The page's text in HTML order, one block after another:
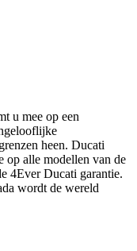
u mee op een
heen. Ducati
op alle modellen van de
4Ever Ducati garantie.
wordt de wereld